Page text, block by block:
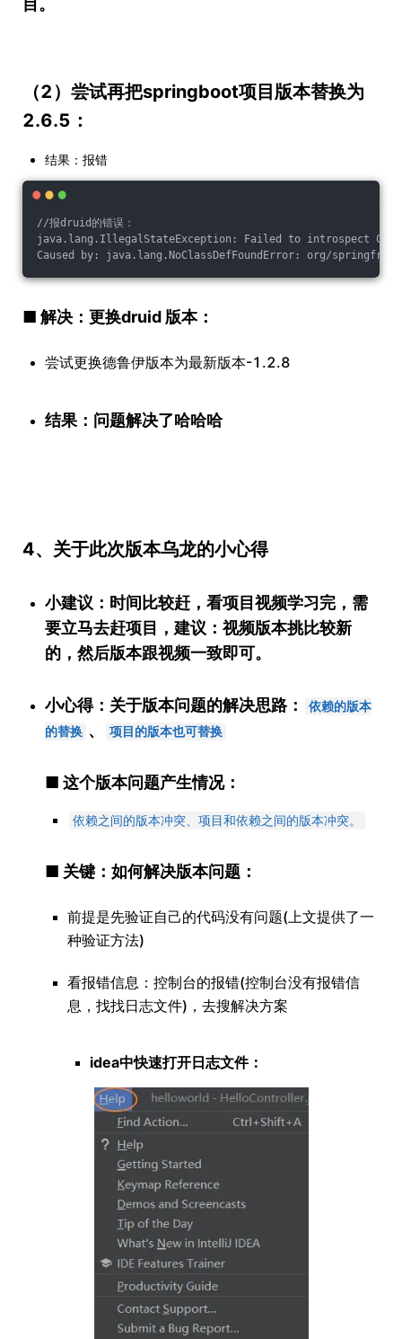
目。
（2）尝试再把springboot项目版本替换为
2.6.5：
结果：报错
//报druid的错误：
java.lang.IllegalStateException: Failed to introspect
Caused by: java.lang.NoClassDefFoundError: org/
■ 解决：更换druid 版本：
尝试更换德鲁伊版本为最新版本-1.2.8
结果：问题解决了哈哈哈
4、关于此次版本乌龙的小心得
小建议：时间比较赶，看项目视频学习完，需
要立马去赶项目，建议：视频版本挑比较新
的，然后版本跟视频一致即可。
小心得：关于版本问题的解决思路：
依赖的版本
的替换 、 项目的版本也可替换
■ 这个版本问题产生情况：
依赖之间的版本冲突、项目和依赖之间的版本冲突。
■ 关键：如何解决版本问题：
前提是先验证自己的代码没有问题(上文提供了一
种验证方法)
看报错信息：控制台的报错(控制台没有报错信
息，找找日志文件)，去搜解决方案
idea中快速打开日志文件：